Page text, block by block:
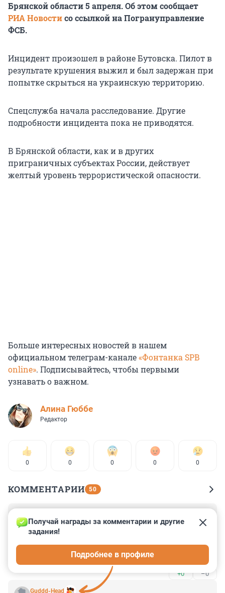
Брянской области 5 апреля. Об этом сообщает
РИА Новостисо ссылкой на Погрануправление
ФСБ.
Инцидент произошел в районе Бутовска. Пилот в
результате крушения выжил и был задержан при
попытке скрыться на украинскую территорию.
Спецслужба начала расследование. Другие
подробности инцидента пока не приводятся.
В Брянской области, как и в других
приграничных субъектах России, действует
желтый уровень террористической опасности.
Больше интересных новостей в нашем
официальном телеграм-канале«Фонтанка SPB
online». Подписывайтесь, чтобы первыми
узнавать о важном.
Алина Гюббе
Редактор
0 0 0 0 0
КОММЕНТАРИИ 50
6 апреля 2023, 18:38
Абсолютно не понимаю. Идёт СВО, гибнут люди, враг
пытается проникнуть на территорию россии, нарушает
государственную границу и его не сбивают!!!!!!!!
+0 –0
Guddd-Head
Получай награды за комментарии и другие
задания!
Подробнее в профиле